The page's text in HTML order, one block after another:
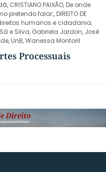
, CRISTIANO PAIXÃO,De onde
pretendo falar;,DIREITO DE
humanos e cidadania,
e Silva, Gabriela Jardon, José
,UnB,Wanessa Montoril
Processuais